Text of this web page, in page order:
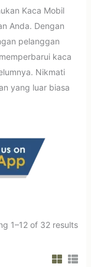
Kaca Mobil
Anda. Dengan
pelanggan
kaca
Nikmati
yang luar biasa
1–12 of 32 results